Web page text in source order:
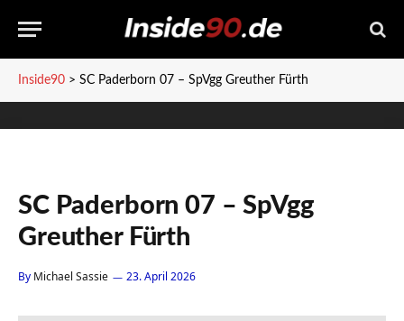
Inside90 > SC Paderborn 07 – SpVgg Greuther Fürth
SC Paderborn 07 – SpVgg
Greuther Fürth
By Michael Sassie 23. April 2026